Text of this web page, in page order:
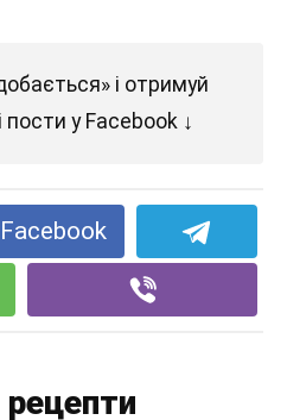
і отримуй
пости у Facebook ↓